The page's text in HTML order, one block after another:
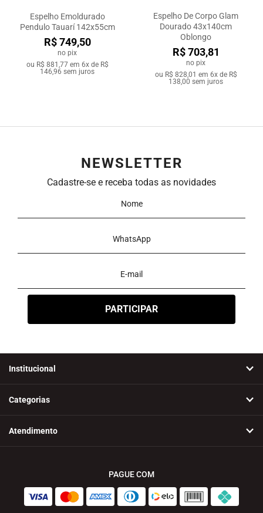
Espelho Emoldurado
Pendulo Tauarí 142x55cm
R$ 749,50
no pix
ou R$ 881,77em 6x de R$
146,96 sem juros
Espelho De Corpo Glam
Dourado 43x140cm
Oblongo
R$ 703,81
no pix
ou R$ 828,01 em 6x de R$
138,00 sem juros
NEWSLETTER
Cadastre-se e receba todas as novidades
Institucional
Categorias
Atendimento
PAGUE COM